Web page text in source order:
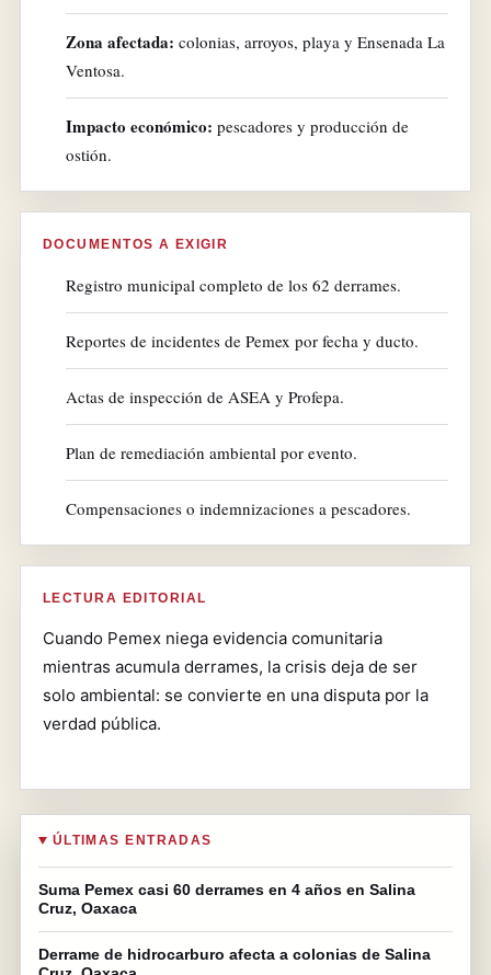
Zona afectada: colonias, arroyos, playa y Ensenada La
Ventosa.
Impacto económico: pescadores y producción de
ostión.
DOCUMENTOS A EXIGIR
Registro municipal completo de los 62 derrames.
Reportes de incidentes de Pemex por fecha y ducto.
Actas de inspección de ASEA y Profepa.
Plan de remediación ambiental por evento.
Compensaciones o indemnizaciones a pescadores.
LECTURA EDITORIAL
Cuando Pemex niega evidencia comunitaria
mientras acumula derrames, la crisis deja de ser
solo ambiental: se convierte en una disputa por la
verdad pública.
ÚLTIMAS ENTRADAS
Suma Pemex casi 60 derrames en 4 años en Salina
Cruz, Oaxaca
Derrame de hidrocarburo afecta a colonias de Salina